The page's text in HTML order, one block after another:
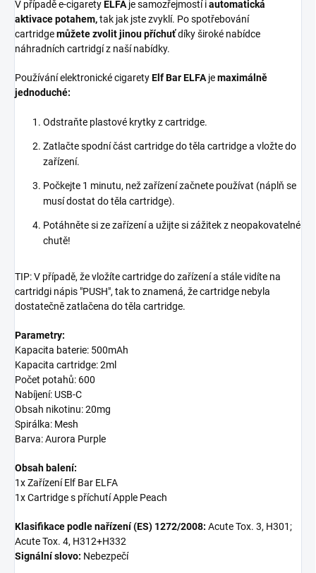
V případě e-cigaretyELFA je samozřejmostí iautomatická
aktivace potahem,tak jak jste zvyklí. Po spotřebování
cartridgemůžete zvolit jinou příchuťdíky široké nabídce
náhradních cartridgí z naší nabídky.
Používání elektronické cigaretyElf Bar ELFA jemaximálně
jednoduché:
Odstraňte plastové krytky z cartridge.
Zatlačte spodní část cartridge do těla cartridge a vložte do
zařízení.
Počkejte 1 minutu, než zařízení začnete používat (náplň se
musí dostat do těla cartridge).
Potáhněte si ze zařízení a užijte si zážitek z neopakovatelné
chutě!
TIP: V případě, že vložíte cartridge do zařízení a stále vidíte na
cartridgi nápis "PUSH", tak to znamená, že cartridge nebyla
dostatečně zatlačena do těla cartridge.
Parametry:
Kapacita baterie: 500mAh
Kapacita cartridge: 2ml
Počet potahů: 600
Nabíjení: USB-C
Obsah nikotinu: 20mg
Spirálka: Mesh
Barva: Aurora Purple
Obsah balení:
1x Zařízení Elf Bar ELFA
1x Cartridge s příchutí Apple Peach
Klasifikace podle nařízení (ES) 1272/2008: Acute Tox. 3, H301;
Acute Tox. 4, H312+H332
Signální slovo: Nebezpečí